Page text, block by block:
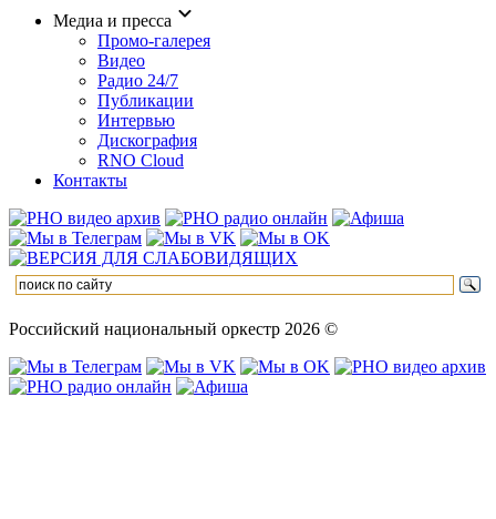
Медиа и пресса
Промо-галерея
Видео
Радио 24/7
Публикации
Интервью
Дискография
RNO Cloud
Контакты
Российский национальный оркестр 2026 ©